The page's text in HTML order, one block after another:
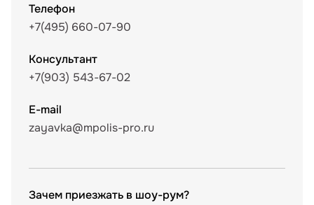
Телефон
+7(495) 660-07-90
Консультант
+7(903) 543-67-02
E-mail
zayavka@mpolis-pro.ru
Зачем приезжать в шоу-рум?